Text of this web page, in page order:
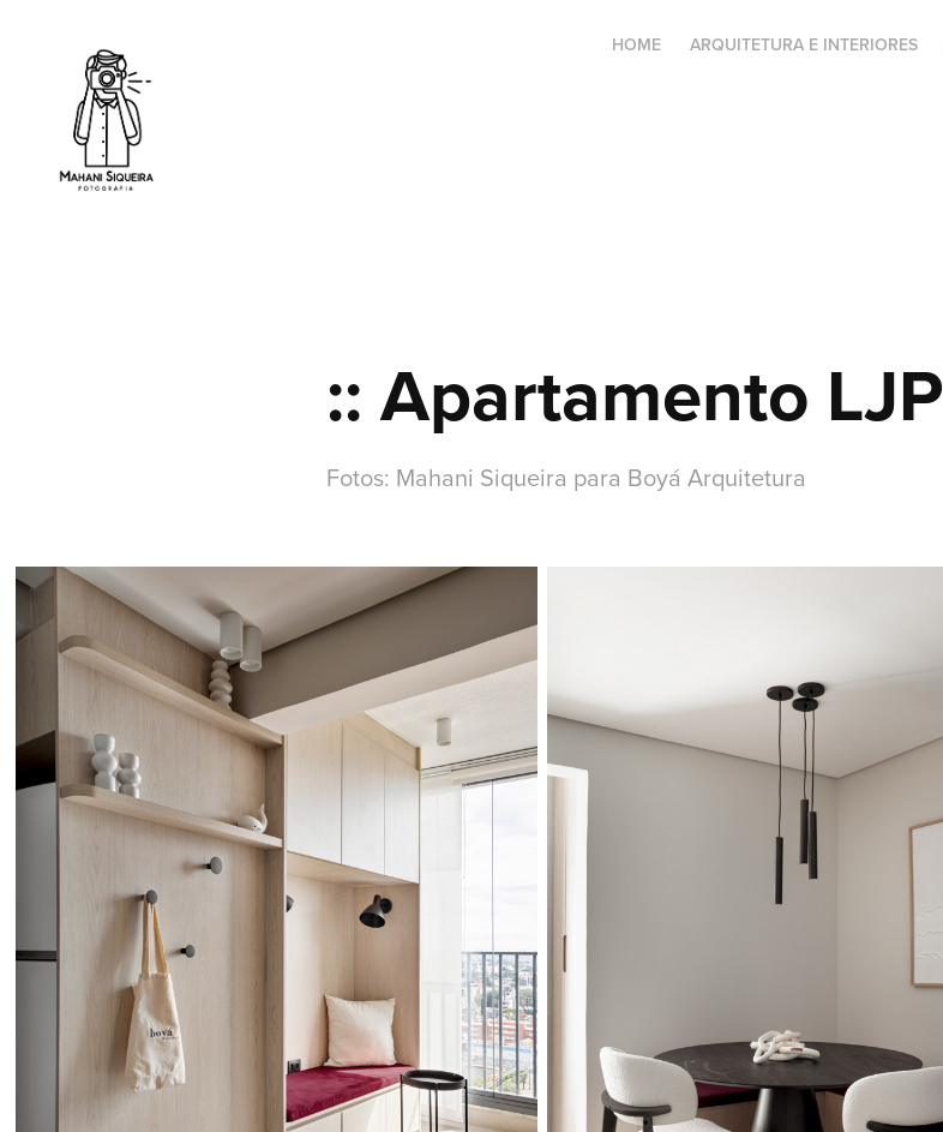
HOME ARQUITETURA E INTERIORES
:: Apartamento LJP
Fotos: Mahani Siqueira para Boyá Arquitetura